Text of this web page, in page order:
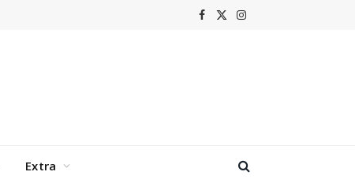
Facebook
X
Instagram
Extra